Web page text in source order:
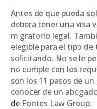
Antes de que pueda
deberá tener una visa
migratorio legal.
elegible para el tipo
solicitando. No se le
no cumple con los
son los 11 pasos de
conocer de un
de Fontes Law Group.